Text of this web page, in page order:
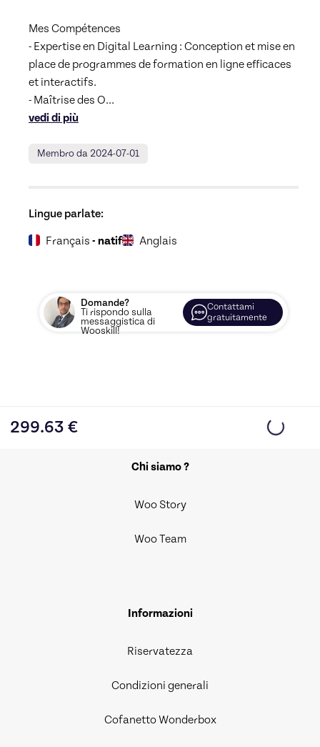
Mes Compétences
- Expertise en Digital Learning : Conception et mise en
place de programmes de formation en ligne efficaces
et interactifs.
- Maîtrise des O...
vedi di più
Membro da 2024-07-01
Lingue parlate:
Français - natif Anglais
Domande?
Ti rispondo sulla
messaggistica di
Wooskill!
Contattami
gratuitamente
299.63 €
Chi siamo ?
Woo Story
Woo Team
Informazioni
Riservatezza
Condizioni generali
Cofanetto Wonderbox